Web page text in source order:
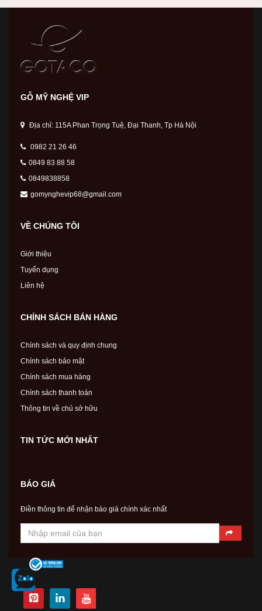
GỖ MỸ NGHỆ VIP
Địa chỉ: 115A Phan Trọng Tuệ, Đại Thanh, Tp Hà Nội
0982 21 26 46
0849 83 88 58
0849838858
gomynghevip68@gmail.com
VỀ CHÚNG TÔI
Giới thiệu
Tuyển dụng
Liên hệ
CHÍNH SÁCH BÁN HÀNG
Chính sách và quy định chung
Chính sách bảo mật
Chính sách mua hàng
Chính sách thanh toán
Thông tin về chủ sở hữu
TIN TỨC MỚI NHẤT
BÁO GIÁ
Điền thông tin để nhận báo giá chính xác nhất